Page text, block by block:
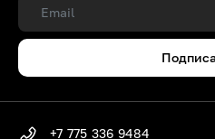
+7 775 336 9484